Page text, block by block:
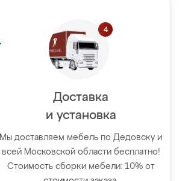
Доставка
и установка
Мы доставляем мебель по Дедовску и
всей Московской области бесплатно!
Стоимость сборки мебели: 10% от